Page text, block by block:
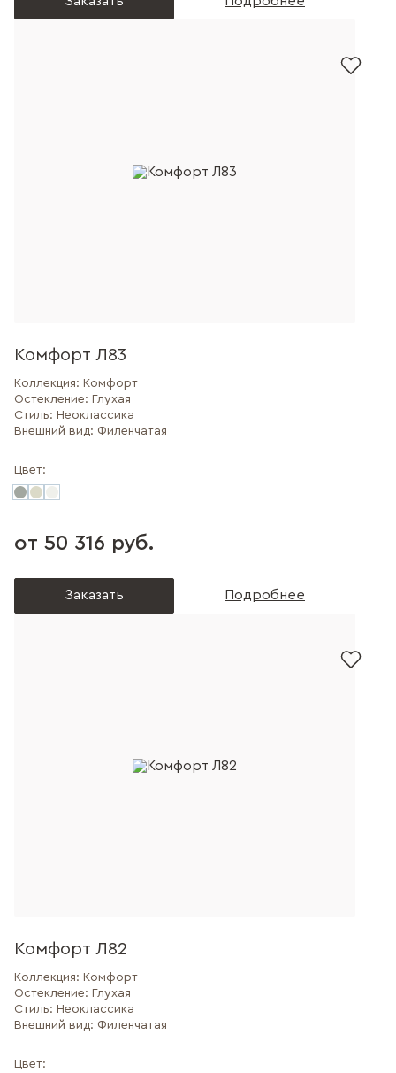
Комфорт Л83
Коллекция: Комфорт
Остекление: Глухая
Стиль: Неоклассика
Внешний вид: Филенчатая
Цвет:
от 50 316 руб.
Заказать Подробнее
Комфорт Л82
Коллекция: Комфорт
Остекление: Глухая
Стиль: Неоклассика
Внешний вид: Филенчатая
Цвет: